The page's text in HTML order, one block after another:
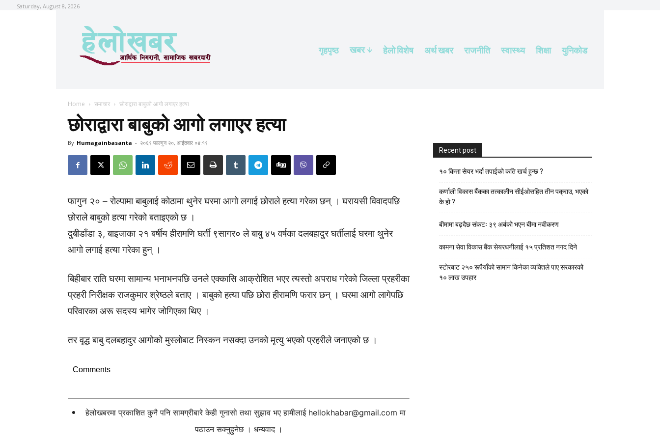
Saturday, August 8, 2026
गृहपृष्ठ खबर हेलाे विशेष अर्थ खबर राजनीति स्वास्थ्य शिक्षा युनिकोड
Home समाचार छोराद्वारा बाबुको आगो लगाएर हत्या
छोराद्वारा बाबुको आगो लगाएर हत्या
By Humagainbasanta - २०६९ फाल्गुन २०, आईतवार ०४:१९
फागुन २० – रोल्पामा बाबुलाई कोठामा थुनेर घरमा आगो लगाई छोराले हत्या गरेका छन् । घरायसी विवादपछि
छोराले बाबुको हत्या गरेको बताइएको छ ।
दुबीडाँडा ३, बाइजाका २१ बर्षीय हीरामणि घर्ती ९सागर० ले बाबु ४५ वर्षका दलबहादुर घर्तीलाई घरमा थुनेर
आगो लगाई हत्या गरेका हुन् ।
बिहीबार राति घरमा सामान्य भनाभनपछि उनले एक्कासि आक्रोशित भएर त्यस्तो अपराध गरेको जिल्ला प्रहरीका
प्रहरी निरीक्षक राजकुमार श्रेष्ठले बताए । बाबुको हत्या पछि छोरा हीरामणि फरार छन् । घरमा आगो लागेपछि
परिवारका अरू सदस्य भागेर जोगिएका थिए ।
तर वृद्ध बाबु दलबहादुर आगोको मुस्लोबाट निस्कन नसक्दा उनको मृत्यु भएको प्रहरीले जनाएको छ ।
Comments
हेलोखबरमा प्रकाशित कुनै पनि सामग्रीबारे केही गुनासो तथा सुझाव भए हामीलाई hellokhabar@gmail.com मा
पठाउन सक्नुहुनेछ । धन्यवाद ।
Recent post
१० कित्ता सेयर भर्दा तपाईको कति खर्च हुन्छ ?
कर्णाली विकास बैंकका तत्कालीन सीईओसहित तीन पक्राउ, भएकाे
के हाे ?
बीमामा बढ्दैछ संकटः ३९ अर्बको भएन बीमा नवीकरण
कामना सेवा विकास बैंक सेयरधनीलाई १५ प्रतिशत नगद दिने
स्टाेरबाट २५० रूपैयाँको सामान किनेका व्यक्तिले पाए सरकारको
१० लाख उपहार